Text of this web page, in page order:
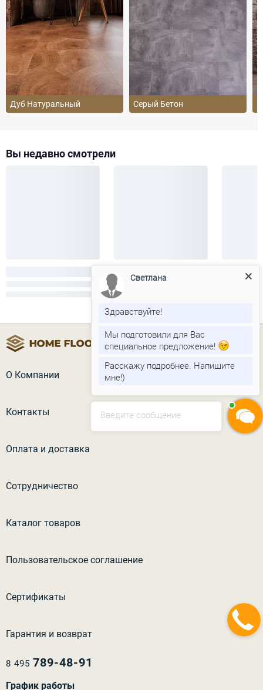
Дуб Натуральный Серый Бетон
Вы недавно смотрели
О Компании
Контакты
Оплата и доставка
Сотрудничество
Каталог товаров
Пользовательское соглашение
Сертификаты
Гарантия и возврат
8 495 789-48-91
График работы
Введите сообщение
Светлана
Здравствуйте!
Мы подготовили для Вас
специальное предложение!
Расскажу подробнее. Напишите
мне!)